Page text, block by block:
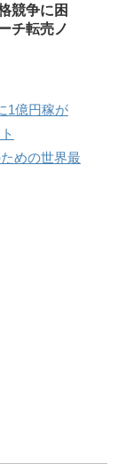
競争に困
チ転売ノ
1億円稼が
めの世界最